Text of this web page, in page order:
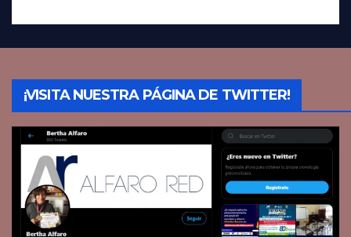
¡VISITA NUESTRA PÁGINA DE TWITTER!